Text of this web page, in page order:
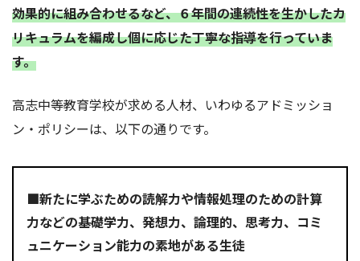
効果的に組み合わせるなど、６年間の連続性を生かしたカ
リキュラムを編成し個に応じた丁寧な指導を行っていま
す。
高志中等教育学校が求める人材、いわゆるアドミッショ
ン・ポリシーは、以下の通りです。
■新たに学ぶための読解力や情報処理のための計算
力などの基礎学力、発想力、論理的、思考力、コミ
ュニケーション能力の素地がある生徒